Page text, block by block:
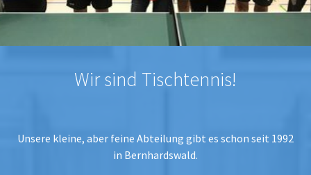
Wir sind Tischtennis!
Unsere kleine, aber feine Abteilung gibt es schon seit 1992
in Bernhardswald.